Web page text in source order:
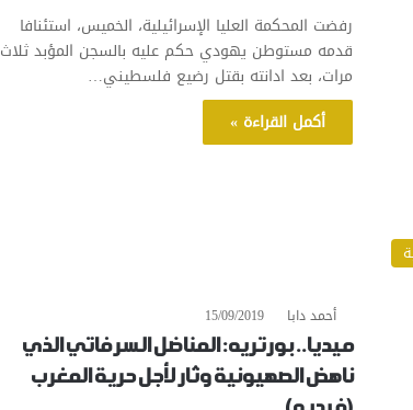
رفضت المحكمة العليا الإسرائيلية، الخميس، استئنافا
قدمه مستوطن يهودي حكم عليه بالسجن المؤبد ثلاث
مرات، بعد ادانته بقتل رضيع فلسطيني…
أكمل القراءة »
أحمد دابا 15/09/2019
ميديا.. بورتريه: المناضل السرفاتي الذي
ناهض الصهيونية وثار لأجل حرية المغرب